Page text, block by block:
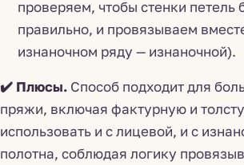
проверяем, чтобы стенки петель
правильно, и провязываем
изнаночном ряду — изнаночной).
✔️ Плюсы. Способ подходит для
пряжи, включая фактурную и
использовать и с лицевой, и с
полотна, соблюдая логику